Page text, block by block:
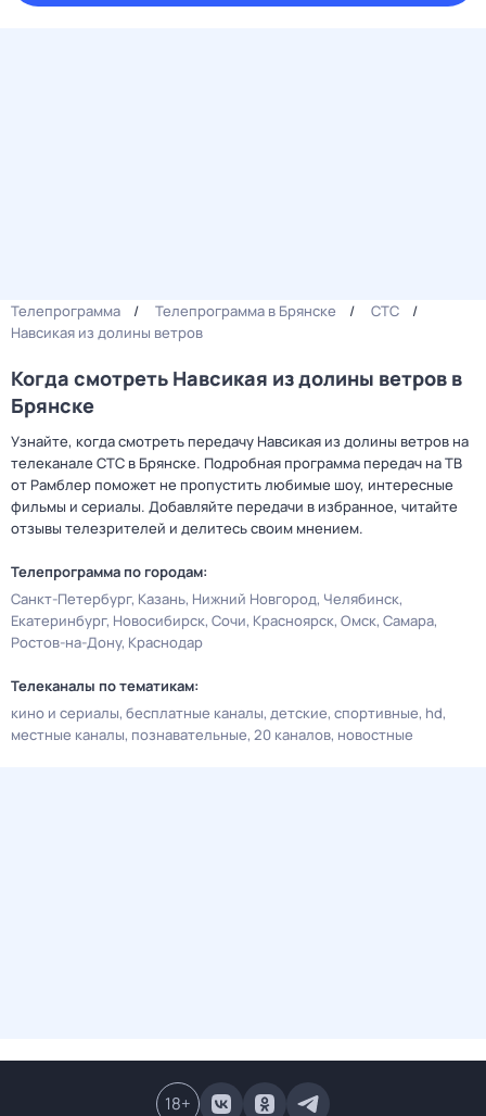
Телепрограмма Телепрограмма в Брянске
СТС
Навсикая из долины ветров
Когда смотреть Навсикая из долины ветров в
Брянске
Узнайте, когда смотреть передачу Навсикая из долины ветров на
телеканале СТС в Брянске. Подробная программа передач на ТВ
от Рамблер поможет не пропустить любимые шоу, интересные
фильмы и сериалы. Добавляйте передачи в избранное, читайте
отзывы телезрителей и делитесь своим мнением.
Телепрограмма по городам:
Санкт-Петербург Казань Нижний Новгород Челябинск
Екатеринбург Новосибирск Сочи Красноярск Омск Самара
Ростов-на-Дону Краснодар
Телеканалы по тематикам:
кино и сериалы бесплатные каналы детские спортивные hd
местные каналы познавательные 20 каналов новостные
18+